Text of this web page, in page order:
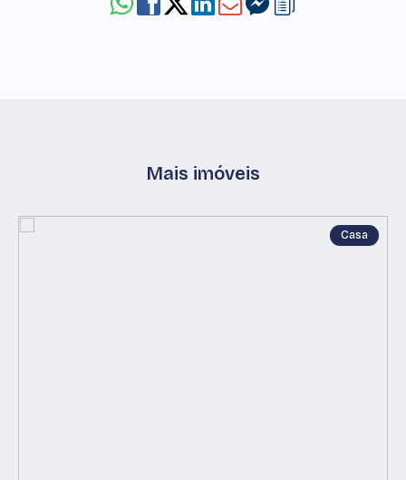
Mais imóveis
Casa